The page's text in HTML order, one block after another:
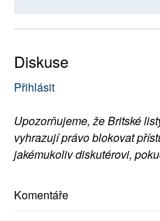
Diskuse
Přihlásit
Upozorňujeme, že Britské
vyhrazují právo blokovat
jakémukoliv diskutérovi,
Komentáře